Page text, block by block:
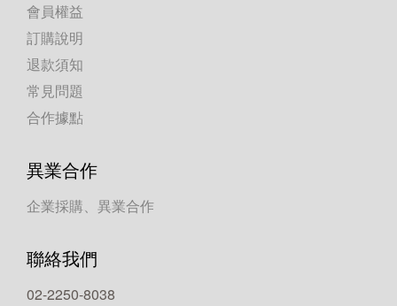
會員權益
訂購說明
退款須知
常見問題
合作據點
異業合作
企業採購、異業合作
聯絡我們
02-2250-8038